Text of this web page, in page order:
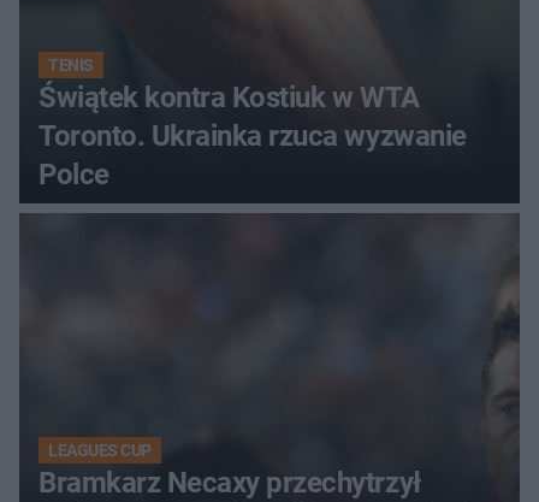
TENIS
Świątek kontra Kostiuk w WTA
Toronto. Ukrainka rzuca wyzwanie
Polce
LEAGUES CUP
Bramkarz Necaxy przechytrzył